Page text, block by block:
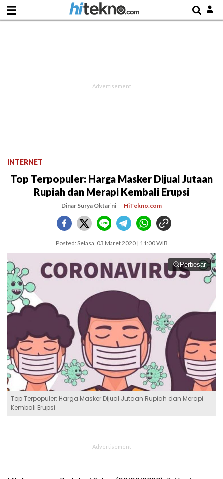
INTERNET
Top Terpopuler: Harga Masker Dijual Jutaan
Rupiah dan Merapi Kembali Erupsi
Dinar Surya Oktarini HiTekno.com
Posted: Selasa, 03 Maret 2020 | 11:00 WIB
Perbesar
Top Terpopuler: Harga Masker Dijual Jutaan Rupiah dan Merapi
Kembali Erupsi